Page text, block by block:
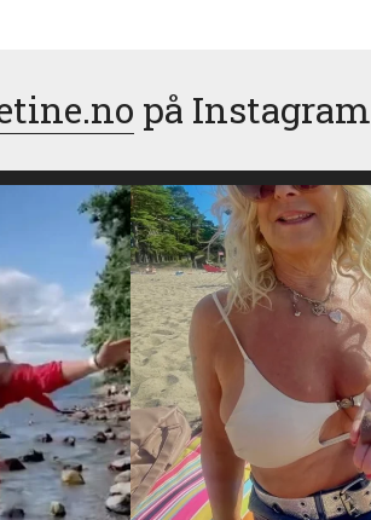
på Instagram